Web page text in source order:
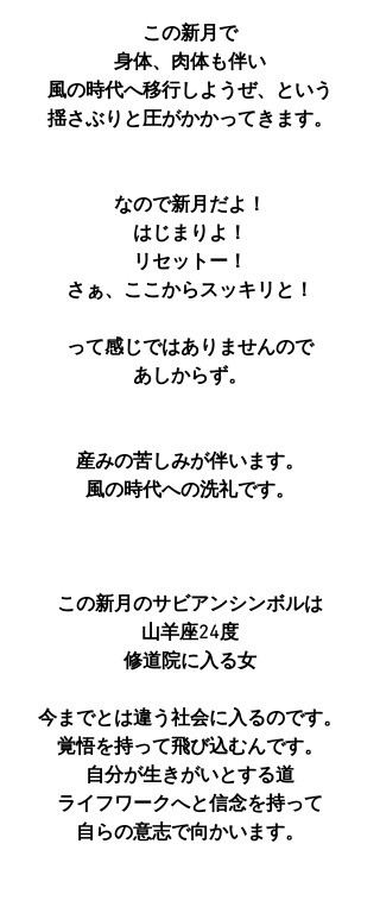
この新月で
身体、肉体も伴い
風の時代へ移行しようぜ、という
揺さぶりと圧がかかってきます。
なので新月だよ！
はじまりよ！
リセットー！
さぁ、ここからスッキリと！
って感じではありませんので
あしからず。
産みの苦しみが伴います。
風の時代への洗礼です。
この新月のサビアンシンボルは
山羊座24度
修道院に入る女
今までとは違う社会に入るのです。
覚悟を持って飛び込むんです。
自分が生きがいとする道
ライフワークへと信念を持って
自らの意志で向かいます。